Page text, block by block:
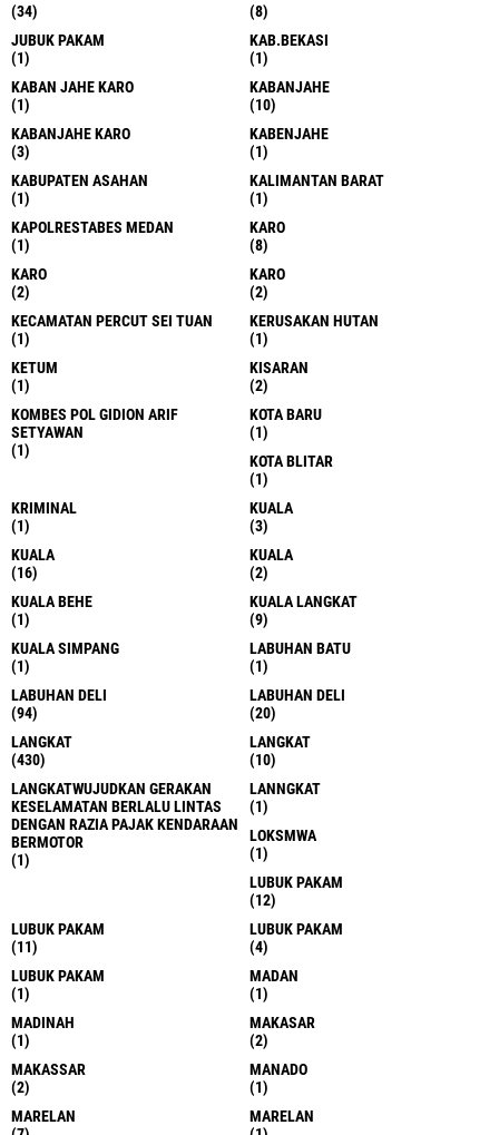
(34)
(8)
JUBUK PAKAM
(1)
KAB.BEKASI
(1)
KABAN JAHE KARO
(1)
KABANJAHE
(10)
KABANJAHE KARO
(3)
KABENJAHE
(1)
KABUPATEN ASAHAN
(1)
KALIMANTAN BARAT
(1)
KAPOLRESTABES MEDAN
(1)
KARO
(8)
KARO
(2)
KARO
(2)
KECAMATAN PERCUT SEI TUAN
(1)
KERUSAKAN HUTAN
(1)
KETUM
(1)
KISARAN
(2)
KOMBES POL GIDION ARIF
SETYAWAN
(1)
KOTA BARU
(1)
KOTA BLITAR
(1)
KRIMINAL
(1)
KUALA
(3)
KUALA
(16)
KUALA
(2)
KUALA BEHE
(1)
KUALA LANGKAT
(9)
KUALA SIMPANG
(1)
LABUHAN BATU
(1)
LABUHAN DELI
(94)
LABUHAN DELI
(20)
LANGKAT
(430)
LANGKAT
(10)
LANGKATWUJUDKAN GERAKAN
KESELAMATAN BERLALU LINTAS
DENGAN RAZIA PAJAK KENDARAAN
BERMOTOR
(1)
LANNGKAT
(1)
LOKSMWA
(1)
LUBUK PAKAM
(12)
LUBUK PAKAM
(11)
LUBUK PAKAM
(4)
LUBUK PAKAM
(1)
MADAN
(1)
MADINAH
(1)
MAKASAR
(2)
MAKASSAR
(2)
MANADO
(1)
MARELAN
MARELAN